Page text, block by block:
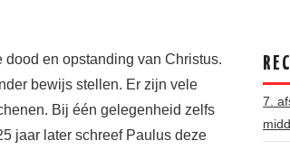
en opstanding van Christus.
bewijs stellen. Er zijn vele
Bij één gelegenheid zelfs
jaar later schreef Paulus deze
7.